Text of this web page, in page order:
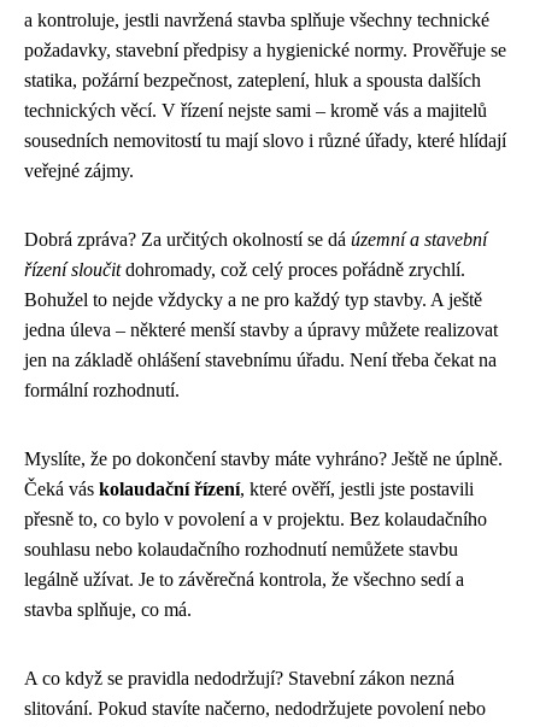
a kontroluje, jestli navržená stavba splňuje všechny technické
požadavky, stavební předpisy a hygienické normy. Prověřuje se
statika, požární bezpečnost, zateplení, hluk a spousta dalších
technických věcí. V řízení nejste sami – kromě vás a majitelů
sousedních nemovitostí tu mají slovo i různé úřady, které hlídají
veřejné zájmy.
Dobrá zpráva? Za určitých okolností se dá územní a stavební
řízení sloučitdohromady, což celý proces pořádně zrychlí.
Bohužel to nejde vždycky a ne pro každý typ stavby. A ještě
jedna úleva – některé menší stavby a úpravy můžete realizovat
jen na základě ohlášení stavebnímu úřadu. Není třeba čekat na
formální rozhodnutí.
Myslíte, že po dokončení stavby máte vyhráno? Ještě ne úplně.
Čeká vás kolaudační řízení, které ověří, jestli jste postavili
přesně to, co bylo v povolení a v projektu. Bez kolaudačního
souhlasu nebo kolaudačního rozhodnutí nemůžete stavbu
legálně užívat. Je to závěrečná kontrola, že všechno sedí a
stavba splňuje, co má.
A co když se pravidla nedodržují? Stavební zákon nezná
slitování. Pokud stavíte načerno, nedodržujete povolení nebo